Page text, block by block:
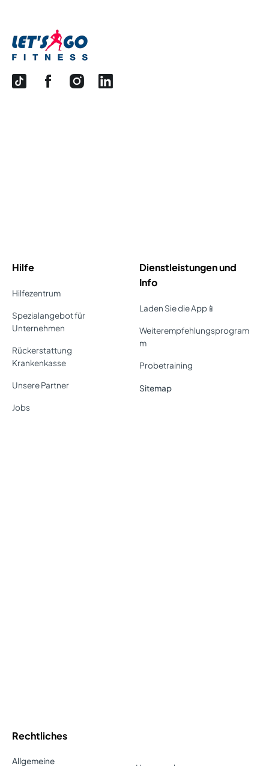
Hilfe
Hilfezentrum
Spezialangebot für
Unternehmen
Rückerstattung
Krankenkasse
Unsere Partner
Jobs
Dienstleistungen und
Info
Laden Sie die App📱
Weiterempfehlungsprogram
m
Probetraining
Sitemap
Rechtliches
Allgemeine